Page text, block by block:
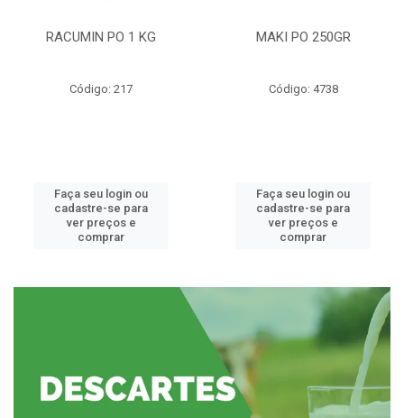
RACUMIN PO 1 KG
Código: 217
Faça seu login ou
cadastre-se para
ver preços e
comprar
MAKI PO 250GR
Código: 4738
Faça seu login ou
cadastre-se para
ver preços e
comprar